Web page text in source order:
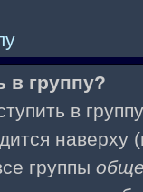
в группу?
в
группы